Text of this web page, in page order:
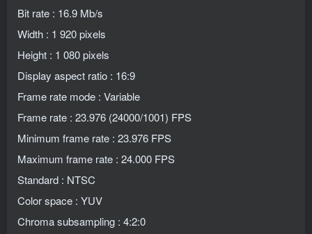
Bit rate : 16.9 Mb/s
Width : 1 920 pixels
Height : 1 080 pixels
Display aspect ratio : 16:9
Frame rate mode : Variable
Frame rate : 23.976 (24000/1001) FPS
Minimum frame rate : 23.976 FPS
Maximum frame rate : 24.000 FPS
Standard : NTSC
Color space : YUV
Chroma subsampling : 4:2:0